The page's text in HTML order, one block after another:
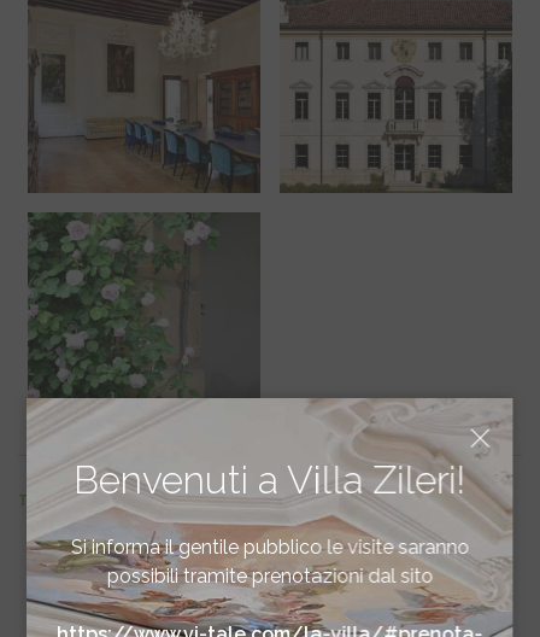
TORNA SUBenvenuti a Villa Zileri!
Si informa il gentile pubblico le visite saranno
possibili tramite prenotazioni dal sito